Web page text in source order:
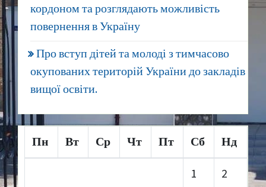
кордоном та розглядають можливість
повернення в Україну
Про вступ дітей та молоді з тимчасово
окупованих територій України до закладів
вищої освіти.
Пн Вт Ср Чт Пт Сб Нд
1 2